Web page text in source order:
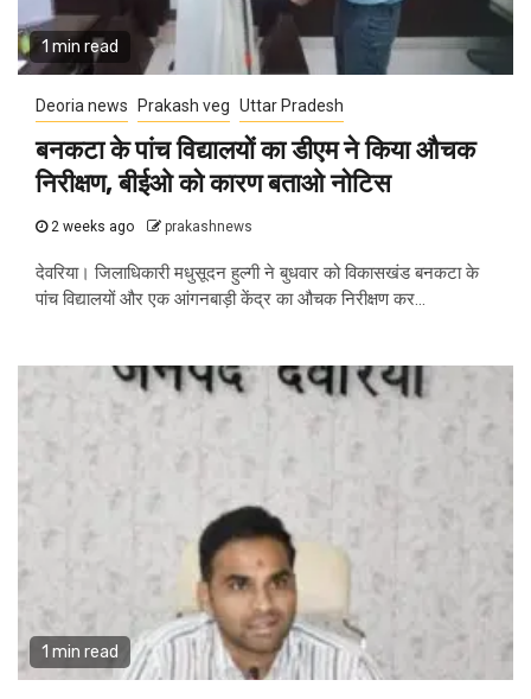
1 min read
Deoria news Prakash veg Uttar Pradesh
बनकटा के पांच विद्यालयों का डीएम ने किया औचक
निरीक्षण, बीईओ को कारण बताओ नोटिस
2 weeks ago prakashnews
देवरिया। जिलाधिकारी मधुसूदन हुल्गी ने बुधवार को विकासखंड बनकटा के
पांच विद्यालयों और एक आंगनबाड़ी केंद्र का औचक निरीक्षण कर...
1 min read